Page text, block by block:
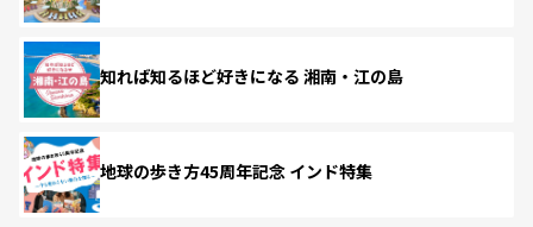
知れば知るほど好きになる 湘南・江の島
地球の歩き方45周年記念 インド特集